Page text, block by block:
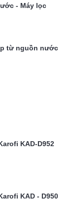
- Máy lọc
từ nguồn nước
KAD-D952
KAD - D950